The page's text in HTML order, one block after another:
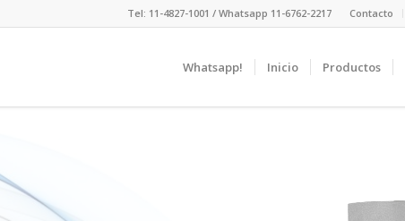
Contacto
Tel: 11-4827-1001 / Whatsapp 11-6762-2217
Whatsapp! Inicio Productos